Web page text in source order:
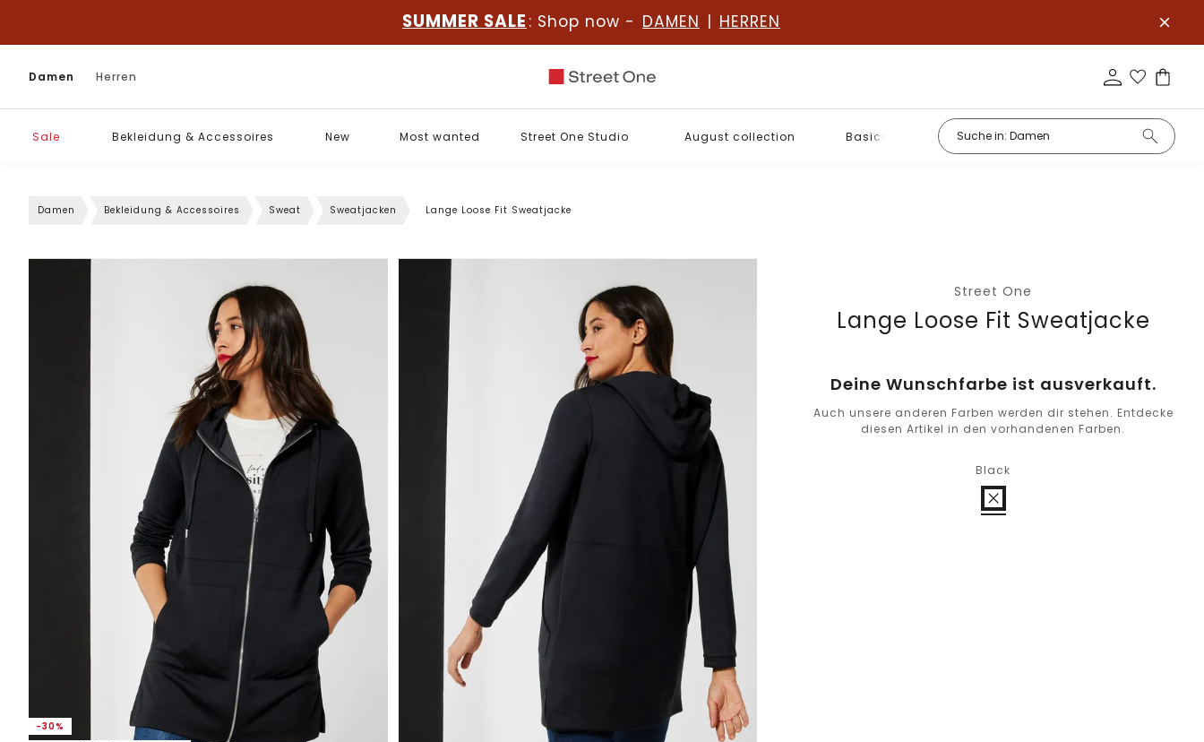
SUMMER SALE : Shop now - DAMEN | HERREN
Damen Herren
Sale Bekleidung & Accessoires New Most wanted Street One Studio August collection Basics
Damen Bekleidung & Accessoires Sweat Sweatjacken Lange Loose Fit Sweatjacke
-30%
Street One
Lange Loose Fit Sweatjacke
Deine Wunschfarbe ist ausverkauft.
Auch unsere anderen Farben werden dir stehen. Entdecke
diesen Artikel in den vorhandenen Farben.
Black